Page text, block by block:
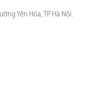
Yên Hòa, TP Hà Nội.